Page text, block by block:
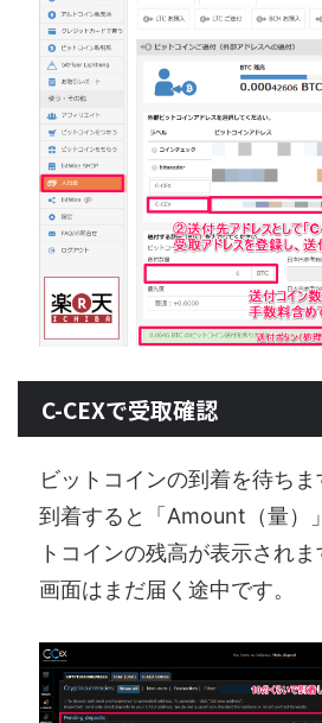
C-CEXで受取確認
ビットコインの到着を待ちま
到着すると「Amount（量）
トコインの残高が表示されま
画面はまだ届く途中です。